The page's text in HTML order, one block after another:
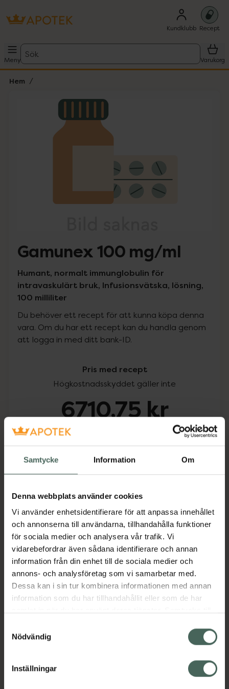
Samtycke Information Om
Denna webbplats använder cookies
Vi använder enhetsidentifierare för att anpassa innehållet
och annonserna till användarna, tillhandahålla funktioner
för sociala medier och analysera vår trafik. Vi
vidarebefordrar även sådana identifierare och annan
information från din enhet till de sociala medier och
annons- och analysföretag som vi samarbetar med.
Dessa kan i sin tur kombinera informationen med annan
information som du har tillhandahållit eller som de har
återkalla ditt samtycke via webbplatsens
cookieinställningar. Ett återkallat samtycke påverkar inte
lagligheten av behandling som skett innan återkallelsen.
Nödvändig
Inställningar
Kundklubb Recept
Meny
Sök
Varukorg
Hem
Lista: . Innehåller 1 objekt.
Gamunex 100 mg/ml
Humant, normalt immunglobulin för
intravaskulärt bruk, Infusionsvätska, lösning,
100 milliliter
Du behöver ett recept för att kunna köpa denna
vara. Om du har ett recept kan du handla genom
att logga in med ditt bank-ID.
Pris med recept
Högkostnadsskyddet gäller inte
6710,75 kr
Köp via ditt recept
Aktuella erbjudanden
Beskrivning Dölj
Läs alltid bipacksedeln innan
användning.
EAN:
04250414900199
Bipacksedel från FASS Visa